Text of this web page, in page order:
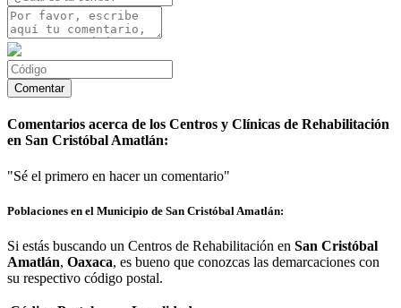
Comentarios acerca de los Centros y Clínicas de Rehabilitación
en San Cristóbal Amatlán:
"Sé el primero en hacer un comentario"
Poblaciones en el Municipio de San Cristóbal Amatlán:
Si estás buscando un Centros de Rehabilitación en San Cristóbal
Amatlán, Oaxaca, es bueno que conozcas las demarcaciones con
su respectivo código postal.